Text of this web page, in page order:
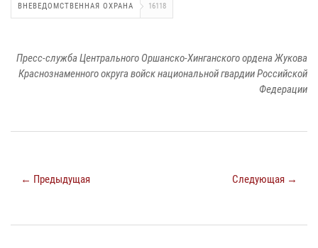
ВНЕВЕДОМСТВЕННАЯ ОХРАНА 16118
Пресс-служба Центрального Оршанско-Хинганского ордена Жукова
Краснознаменного округа войск национальной гвардии Российской
Федерации
← Предыдущая Следующая →